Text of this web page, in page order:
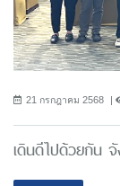
21 กรกฎาคม 2568
เดินดีไปด้วยกัน